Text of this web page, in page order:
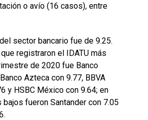
o avío (16 casos), entre
sector bancario fue de 9.25.
registraron el IDATU más
de 2020 fue Banco
Azteca con 9.77, BBVA
y HSBC México con 9.64; en
fueron Santander con 7.05